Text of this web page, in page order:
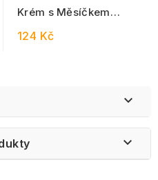
Krém s Měsíčkem
124 Kč

